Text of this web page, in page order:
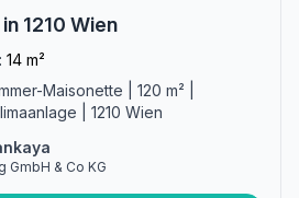
1210 Wien
14 m²
Maisonette | 120 m² |
| 1210 Wien
GmbH & Co KG